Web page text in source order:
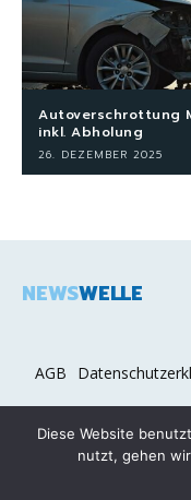
Autoverschrottung
inkl. Abholung
26. DEZEMBER 2025
NEWSWELLE
AGB
2026
Diese Website
nutzt, gehen